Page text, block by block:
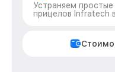
Устраняем
прицелов Infratech